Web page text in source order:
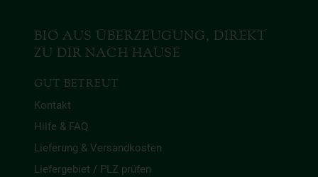
BIO AUS ÜBERZEUGUNG, DIREKT
ZU DIR NACH HAUSE
GUT BETREUT
Kontakt
Hilfe & FAQ
Lieferung & Versandkosten
Liefergebiet / PLZ prüfen